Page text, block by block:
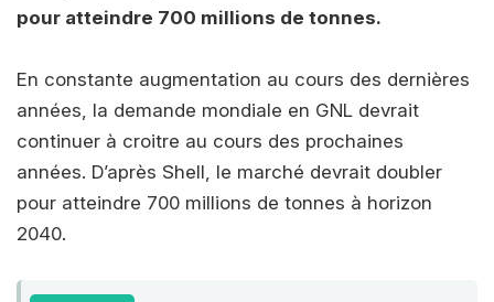
pour atteindre 700 millions de tonnes.
En constante augmentation au cours des dernières
années, la demande mondiale en GNL devrait
continuer à croitre au cours des prochaines
années. D’après Shell, le marché devrait doubler
pour atteindre 700 millions de tonnes à horizon
2040.